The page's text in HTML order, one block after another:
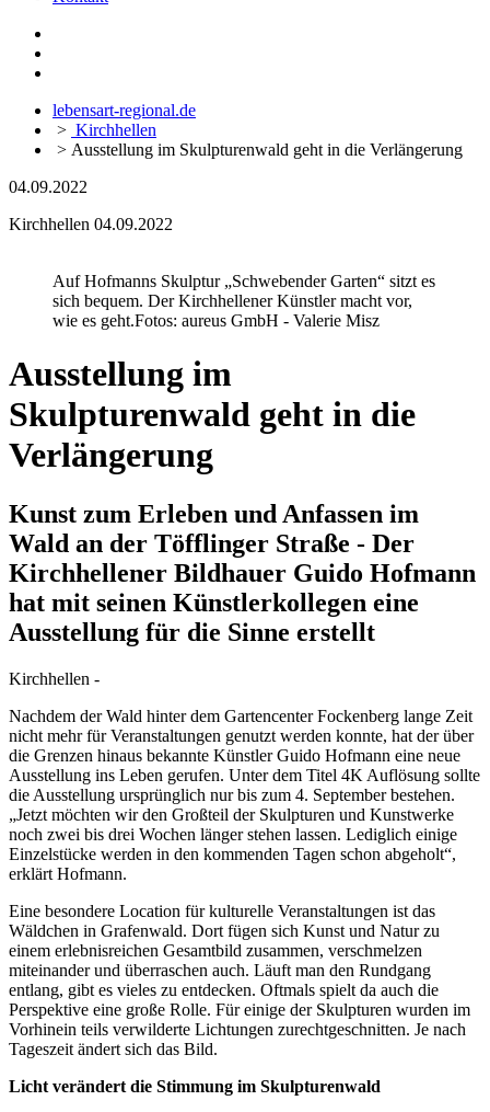
lebensart-regional.de
> Kirchhellen
> Ausstellung im Skulpturenwald geht in die Verlängerung
04.09.2022
Kirchhellen 04.09.2022
Auf Hofmanns Skulptur „Schwebender Garten“ sitzt es
sich bequem. Der Kirchhellener Künstler macht vor,
wie es geht.Fotos: aureus GmbH - Valerie Misz
Ausstellung im
Skulpturenwald geht in die
Verlängerung
Kunst zum Erleben und Anfassen im
Wald an der Töfflinger Straße - Der
Kirchhellener Bildhauer Guido Hofmann
hat mit seinen Künstlerkollegen eine
Ausstellung für die Sinne erstellt
Kirchhellen -
Nachdem der Wald hinter dem Gartencenter Fockenberg lange Zeit
nicht mehr für Veranstaltungen genutzt werden konnte, hat der über
die Grenzen hinaus bekannte Künstler Guido Hofmann eine neue
Ausstellung ins Leben gerufen. Unter dem Titel 4K Auflösung sollte
die Ausstellung ursprünglich nur bis zum 4. September bestehen.
„Jetzt möchten wir den Großteil der Skulpturen und Kunstwerke
noch zwei bis drei Wochen länger stehen lassen. Lediglich einige
Einzelstücke werden in den kommenden Tagen schon abgeholt“,
erklärt Hofmann.
Eine besondere Location für kulturelle Veranstaltungen ist das
Wäldchen in Grafenwald. Dort fügen sich Kunst und Natur zu
einem erlebnisreichen Gesamtbild zusammen, verschmelzen
miteinander und überraschen auch. Läuft man den Rundgang
entlang, gibt es vieles zu entdecken. Oftmals spielt da auch die
Perspektive eine große Rolle. Für einige der Skulpturen wurden im
Vorhinein teils verwilderte Lichtungen zurechtgeschnitten. Je nach
Tageszeit ändert sich das Bild.
Licht verändert die Stimmung im Skulpturenwald